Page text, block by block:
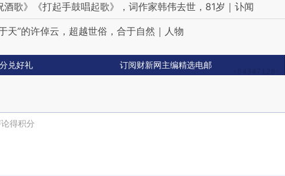
歌》《打起手鼓唱起歌》，词作家韩伟去世，81岁｜讣闻
天”的许倬云，超越世俗，合于自然｜人物
兑好礼 订阅财新网主编精选电邮
得积分